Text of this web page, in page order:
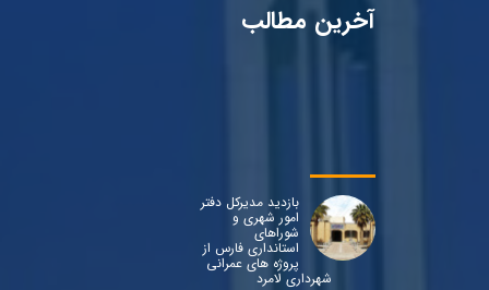
آخرین مطالب
بازدید مدیرکل دفتر
امور شهری و
شوراهای
استانداری فارس از
پروژه های عمرانی
شهرداری لامرد